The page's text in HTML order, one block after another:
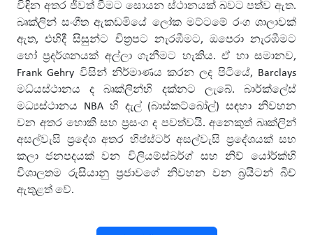
විඳින අතර ජීවත් වීමට සොයන ස්ථානයක් බවට පත්ව ඇත.
බෘක්ලින් සංගීත ඇකඩමියේ ලෝක මට්ටමේ රංග ශාලාවක්
ඇත, එහිදී සිසුන්ට චිත්‍රපට නැරඹීමට, ඔපෙරා නැරඹීමට
හෝ ප්‍රදර්ශනයක් අල්ලා ගැනීමට හැකිය. ඒ හා සමානව,
Frank Gehry විසින් නිර්මාණය කරන ලද පිටියේ, Barclays
මධ්යස්ථානය ද බෘක්ලින්හි දක්නට ලැබේ. බාර්ක්ලේස්
මධ්‍යස්ථානය NBA හි දැල් (බාස්කට්බෝල්) සඳහා නිවහන
වන අතර හොකී සහ ප්‍රසංග ද පවත්වයි. අනෙකුත් බෘක්ලින්
අසල්වැසි ප්‍රදේශ අතර හිප්ස්ටර් අසල්වැසි ප්‍රදේශයක් සහ
කලා ජනපදයක් වන විලියම්ස්බර්ග් සහ නිව් යෝර්ක්හි
විශාලතම රුසියානු ප්‍රජාවගේ නිවහන වන බ්‍රයිටන් බීච්
ඇතුළත් වේ.